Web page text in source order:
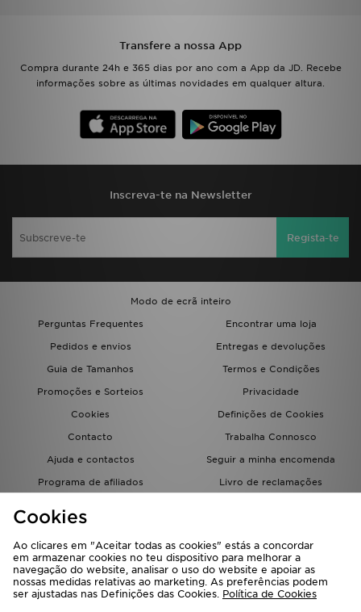
Transfere a nossa App
Compra durante 24h e 365 dias por ano com a App da JD. Recebe
informações sobre as últimas novidades em qualquer altura.
Inscreva-te na Newsletter
Regista-te
Modo de ecrã inteiro
Perguntas Frequentes
Encontrar uma loja
Pedidos e envios
Entregas e devoluções
Guia de Tamanhos
Termos e Condições
Promoções e Sorteios
Privacidade
Cookies
Definições de Cookies
Contacto
Trabalha Connosco
Ajuda e contactos
Seguir a minha encomenda
Programa de afiliados
Livro de reclamações
Cookies
Ao clicares em "Aceitar todas as cookies" estás a concordar
em armazenar cookies no teu dispositivo para melhorar a
navegação do website, analisar o uso do website e apoiar as
nossas medidas relativas ao marketing. As preferências podem
ser ajustadas nas Definições das Cookies. Política de Cookies